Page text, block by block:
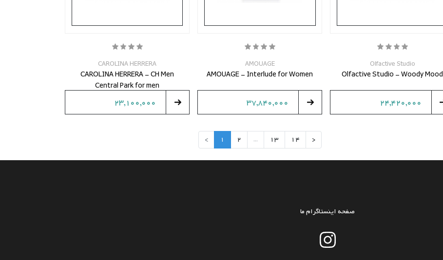
Olfactive Studio
Olfactive Studio - Woody Mood
24,420,000
AMOUAGE
AMOUAGE - Interlude for Women
37,840,000
CAROLINA HERRERA
CAROLINA HERRERA - CH Men
Central Park for men
23,100,000
> 1 2 ... 13 14 <
صفحه اینستاگرام ما